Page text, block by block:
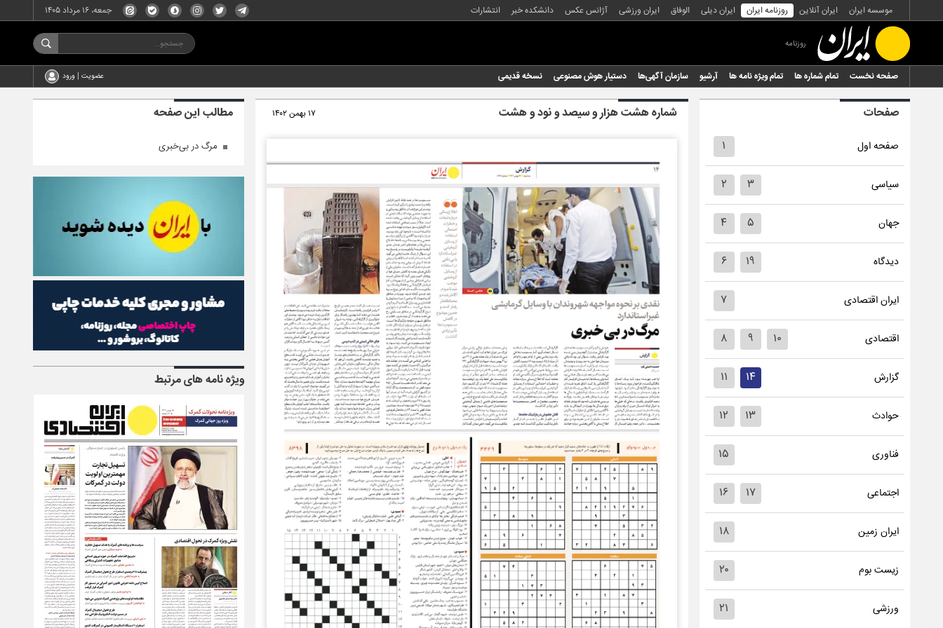
موسسه ایران ایران آنلاین روزنامه ایران ایران دیلی الوفاق ایران ورزشی آژانس عکس دانشکده خبر انتشارات جمعه، ۱۶ مرداد ۱۴۰۵
روزنامه
صفحه نخست تمام شماره ها تمام ویژه نامه ها آرشیو سازمان آگهی‌ها دستیار هوش مصنوعی نسخه قدیمی عضویت | ورود
صفحات
صفحه اول ۱
سیاسی ۲ ۳
جهان ۴ ۵
دیدگاه ۶ ۱۹
ایران اقتصادی ۷
اقتصادی ۸ ۹ ۱۰
گزارش ۱۱ ۱۴
حوادث ۱۲ ۱۳
فناوری ۱۵
اجتماعی ۱۶ ۱۷
ایران زمین ۱۸
زیست بوم ۲۰
ورزشی ۲۱
شماره هشت هزار و سیصد و نود و هشت ۱۷ بهمن ۱۴۰۲ مطالب این صفحه
مرگ در بی‌خبری
ویژه نامه های مرتبط